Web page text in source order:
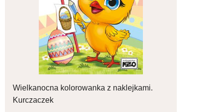
Wielkanocna kolorowanka z naklejkami.
Kurczaczek